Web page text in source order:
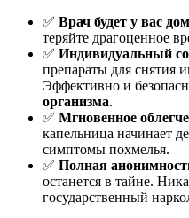
✅ Врач будет у вас
теряйте драгоценное
✅ Индивидуальный
препараты для снятия
Эффективно и
организма.
✅ Мгновенное
капельница начинает
симптомы похмелья.
✅ Полная
останется в тайне.
государственный